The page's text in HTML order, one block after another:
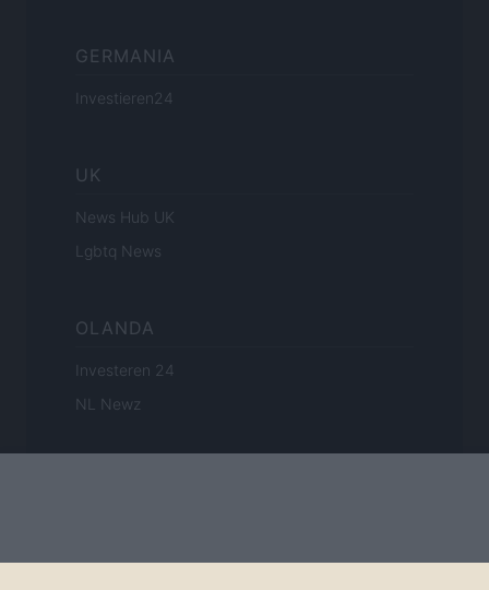
GERMANIA
Investieren24
UK
News Hub UK
Lgbtq News
OLANDA
Investeren 24
NL Newz